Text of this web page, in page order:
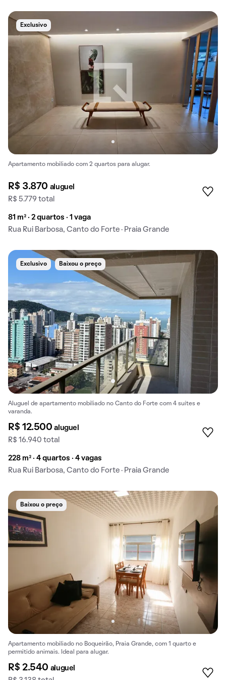
Exclusivo
Apartamento mobiliado com 2 quartos para alugar.
R$ 3.870 aluguel
R$ 5.779 total
81 m² · 2 quartos · 1 vaga
Rua Rui Barbosa, Canto do Forte · Praia Grande
Exclusivo Baixou o preço
Aluguel de apartamento mobiliado no Canto do Forte com 4 suítes e
varanda.
R$ 12.500aluguel
R$ 16.940 total
228 m² · 4 quartos · 4 vagas
Rua Rui Barbosa, Canto do Forte · Praia Grande
Baixou o preço
Apartamento mobiliado no Boqueirão, Praia Grande, com 1 quarto e
permitido animais. Ideal para alugar.
R$ 2.540 aluguel